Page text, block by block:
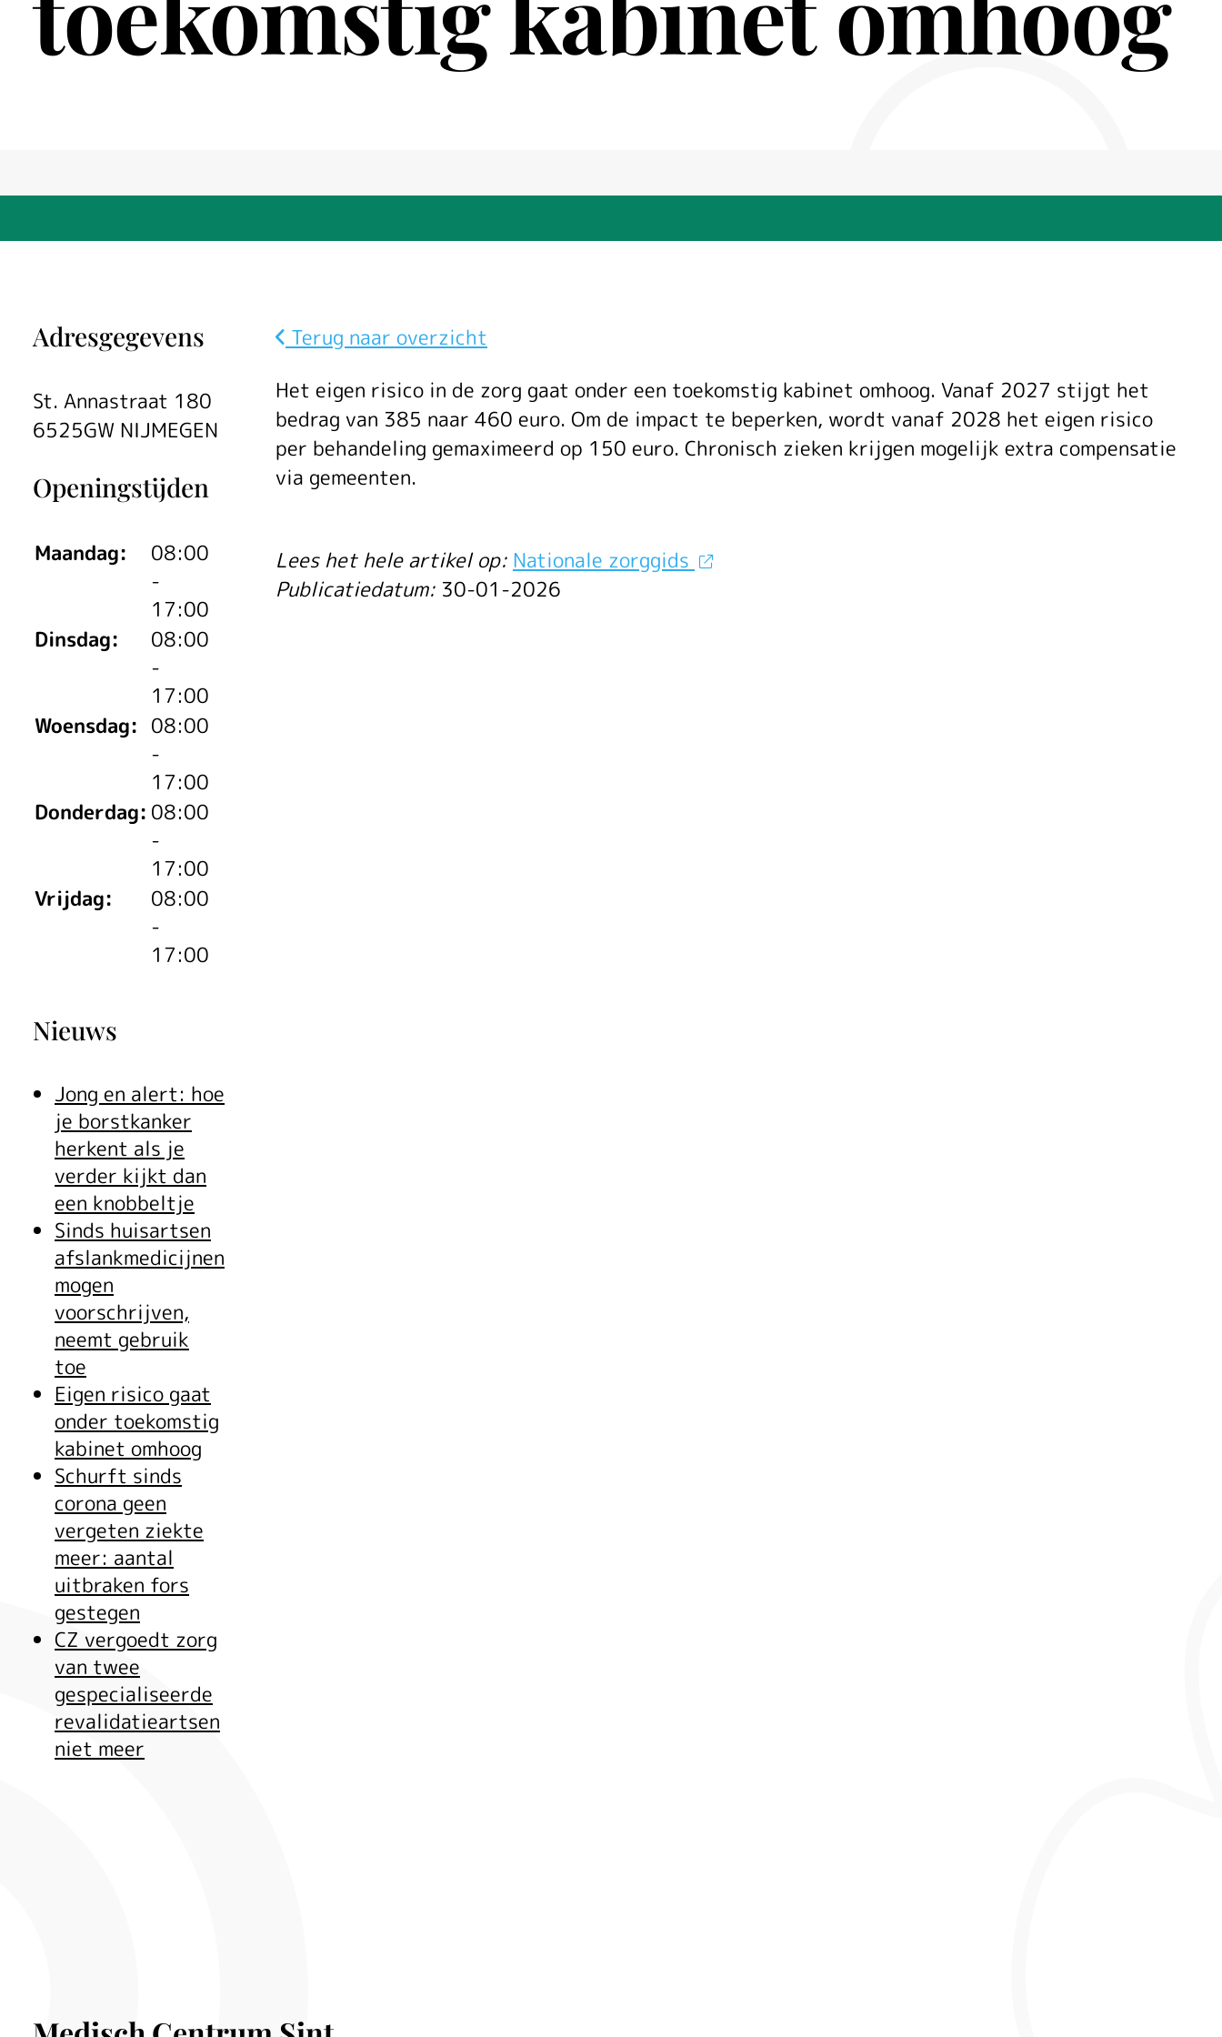
Terug naar overzicht
Eigen
risico
gaat
Het eigen risico in de zorg gaat onder een toekomstig kabinet omhoog. Vanaf 2027 stijgt het
bedrag van 385 naar 460 euro. Om de impact te beperken, wordt vanaf 2028 het eigen risico
per behandeling gemaximeerd op 150 euro. Chronisch zieken krijgen mogelijk extra compensatie
via gemeenten.
Lees het hele artikel op: Nationale zorggids
Publicatiedatum: 30-01-2026
Adresgegevens
St. Annastraat 180
6525GW NIJMEGEN
Openingstijden
Maandag:
08:00
-
17:00
Dinsdag:
08:00
-
17:00
Woensdag: 08:00
-
17:00
Donderdag: 08:00
-
17:00
Vrijdag:
08:00
-
17:00
Nieuws
Jong en alert: hoe
je borstkanker
herkent als je
verder kijkt dan
een knobbeltje
Sinds huisartsen
afslankmedicijnen
mogen
voorschrijven,
neemt gebruik
toe
Eigen risico gaat
onder toekomstig
kabinet omhoog
Schurft sinds
corona geen
vergeten ziekte
meer: aantal
uitbraken fors
gestegen
CZ vergoedt zorg
van twee
gespecialiseerde
revalidatieartsen
niet meer